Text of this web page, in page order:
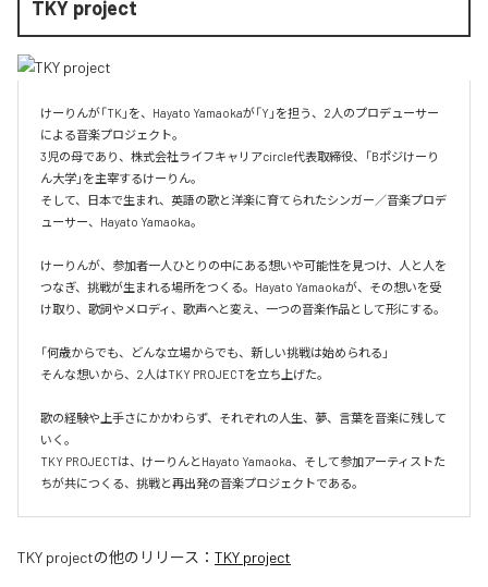
TKY project
けーりんが「TK」を、Hayato Yamaokaが「Y」を担う、2人のプロデューサー
による音楽プロジェクト。
3児の母であり、株式会社ライフキャリアcircle代表取締役、「Bポジけーり
ん大学」を主宰するけーりん。
そして、日本で生まれ、英語の歌と洋楽に育てられたシンガー／音楽プロデ
ューサー、Hayato Yamaoka。
けーりんが、参加者一人ひとりの中にある想いや可能性を見つけ、人と人を
つなぎ、挑戦が生まれる場所をつくる。Hayato Yamaokaが、その想いを受
け取り、歌詞やメロディ、歌声へと変え、一つの音楽作品として形にする。
「何歳からでも、どんな立場からでも、新しい挑戦は始められる」
そんな想いから、2人はTKY PROJECTを立ち上げた。
歌の経験や上手さにかかわらず、それぞれの人生、夢、言葉を音楽に残して
いく。
TKY PROJECTは、けーりんとHayato Yamaoka、そして参加アーティストた
ちが共につくる、挑戦と再出発の音楽プロジェクトである。
TKY projectの他のリリース： TKY project